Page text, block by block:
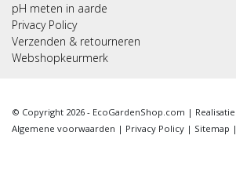
pH meten in aarde
Privacy Policy
Verzenden & retourneren
Webshopkeurmerk
© Copyright 2026 - EcoGardenShop.com | Realisatie
Algemene voorwaarden | Privacy Policy | Sitemap |